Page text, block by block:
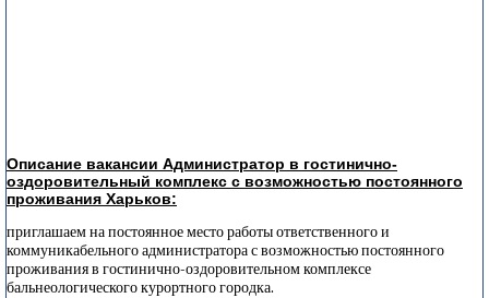
Описание вакансии Администратор в гостинично-
оздоровительный комплекс с возможностью постоянного
проживания Харьков:
приглашаем на постоянное место работы ответственного и
коммуникабельного администратора с возможностью постоянного
проживания в гостинично-оздоровительном комплексе
бальнеологического курортного городка.